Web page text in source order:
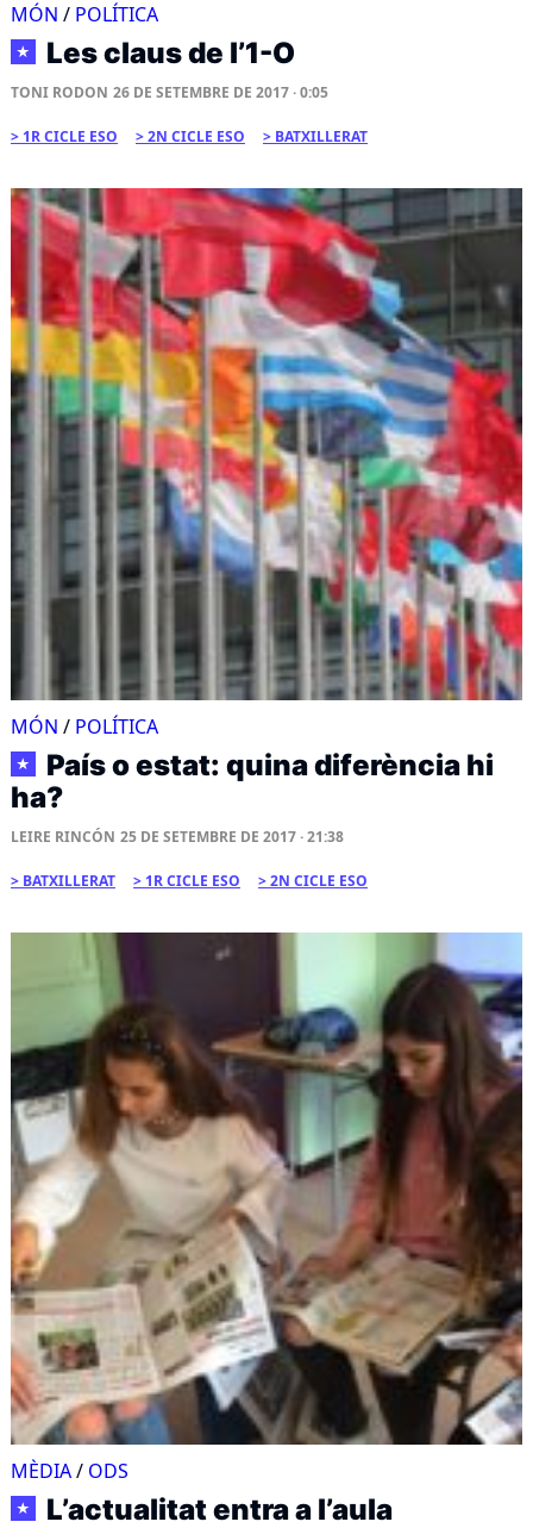
MÓN / POLÍTICA
★ Les claus de l’1-O
TONI RODON 26 DE SETEMBRE DE 2017 · 0:05
1R CICLE ESO 2N CICLE ESO BATXILLERAT
MÓN / POLÍTICA
★
País o estat: quina diferència hi
ha?
LEIRE RINCÓN 25 DE SETEMBRE DE 2017 · 21:38
BATXILLERAT 1R CICLE ESO 2N CICLE ESO
MÈDIA/ ODS
★ L’actualitat entra a l’aula